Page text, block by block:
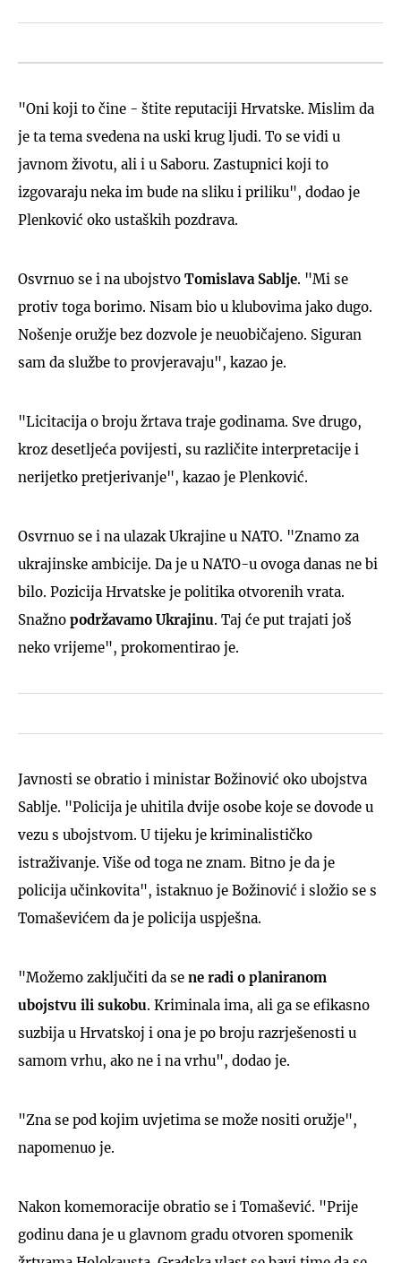
"Oni koji to čine - štite reputaciji Hrvatske. Mislim da
je ta tema svedena na uski krug ljudi. To se vidi u
javnom životu, ali i u Saboru. Zastupnici koji to
izgovaraju neka im bude na sliku i priliku", dodao je
Plenković oko ustaških pozdrava.
Osvrnuo se i na ubojstvo Tomislava Sablje. "Mi se
protiv toga borimo. Nisam bio u klubovima jako dugo.
Nošenje oružje bez dozvole je neuobičajeno. Siguran
sam da službe to provjeravaju", kazao je.
"Licitacija o broju žrtava traje godinama. Sve drugo,
kroz desetljeća povijesti, su različite interpretacije i
nerijetko pretjerivanje", kazao je Plenković.
Osvrnuo se i na ulazak Ukrajine u NATO. "Znamo za
ukrajinske ambicije. Da je u NATO-u ovoga danas ne bi
bilo. Pozicija Hrvatske je politika otvorenih vrata.
Snažno podržavamo Ukrajinu. Taj će put trajati još
neko vrijeme", prokomentirao je.
Javnosti se obratio i ministar Božinović oko ubojstva
Sablje. "Policija je uhitila dvije osobe koje se dovode u
vezu s ubojstvom. U tijeku je kriminalističko
istraživanje. Više od toga ne znam. Bitno je da je
policija učinkovita", istaknuo je Božinović i složio se s
Tomaševićem da je policija uspješna.
"Možemo zaključiti da se ne radi o planiranom
ubojstvu ili sukobu. Kriminala ima, ali ga se efikasno
suzbija u Hrvatskoj i ona je po broju razrješenosti u
samom vrhu, ako ne i na vrhu", dodao je.
"Zna se pod kojim uvjetima se može nositi oružje",
napomenuo je.
Nakon komemoracije obratio se i Tomašević. "Prije
godinu dana je u glavnom gradu otvoren spomenik